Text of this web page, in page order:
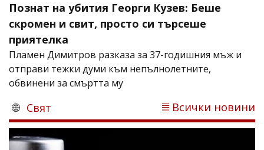
Познат на убития Георги Кузев: Беше
скромен и свит, просто си търсеше
приятелка
Пламен Димитров разказа за 37-годишния мъж и
отправи тежки думи към непълнолетните,
обвинени за смъртта му
Свят Всички новини